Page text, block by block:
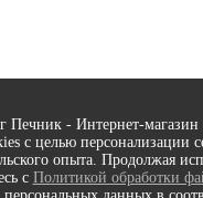
Печник - Интернет-магазин
с целью персонализации
опыта. Продолжая
с Политикой обработки